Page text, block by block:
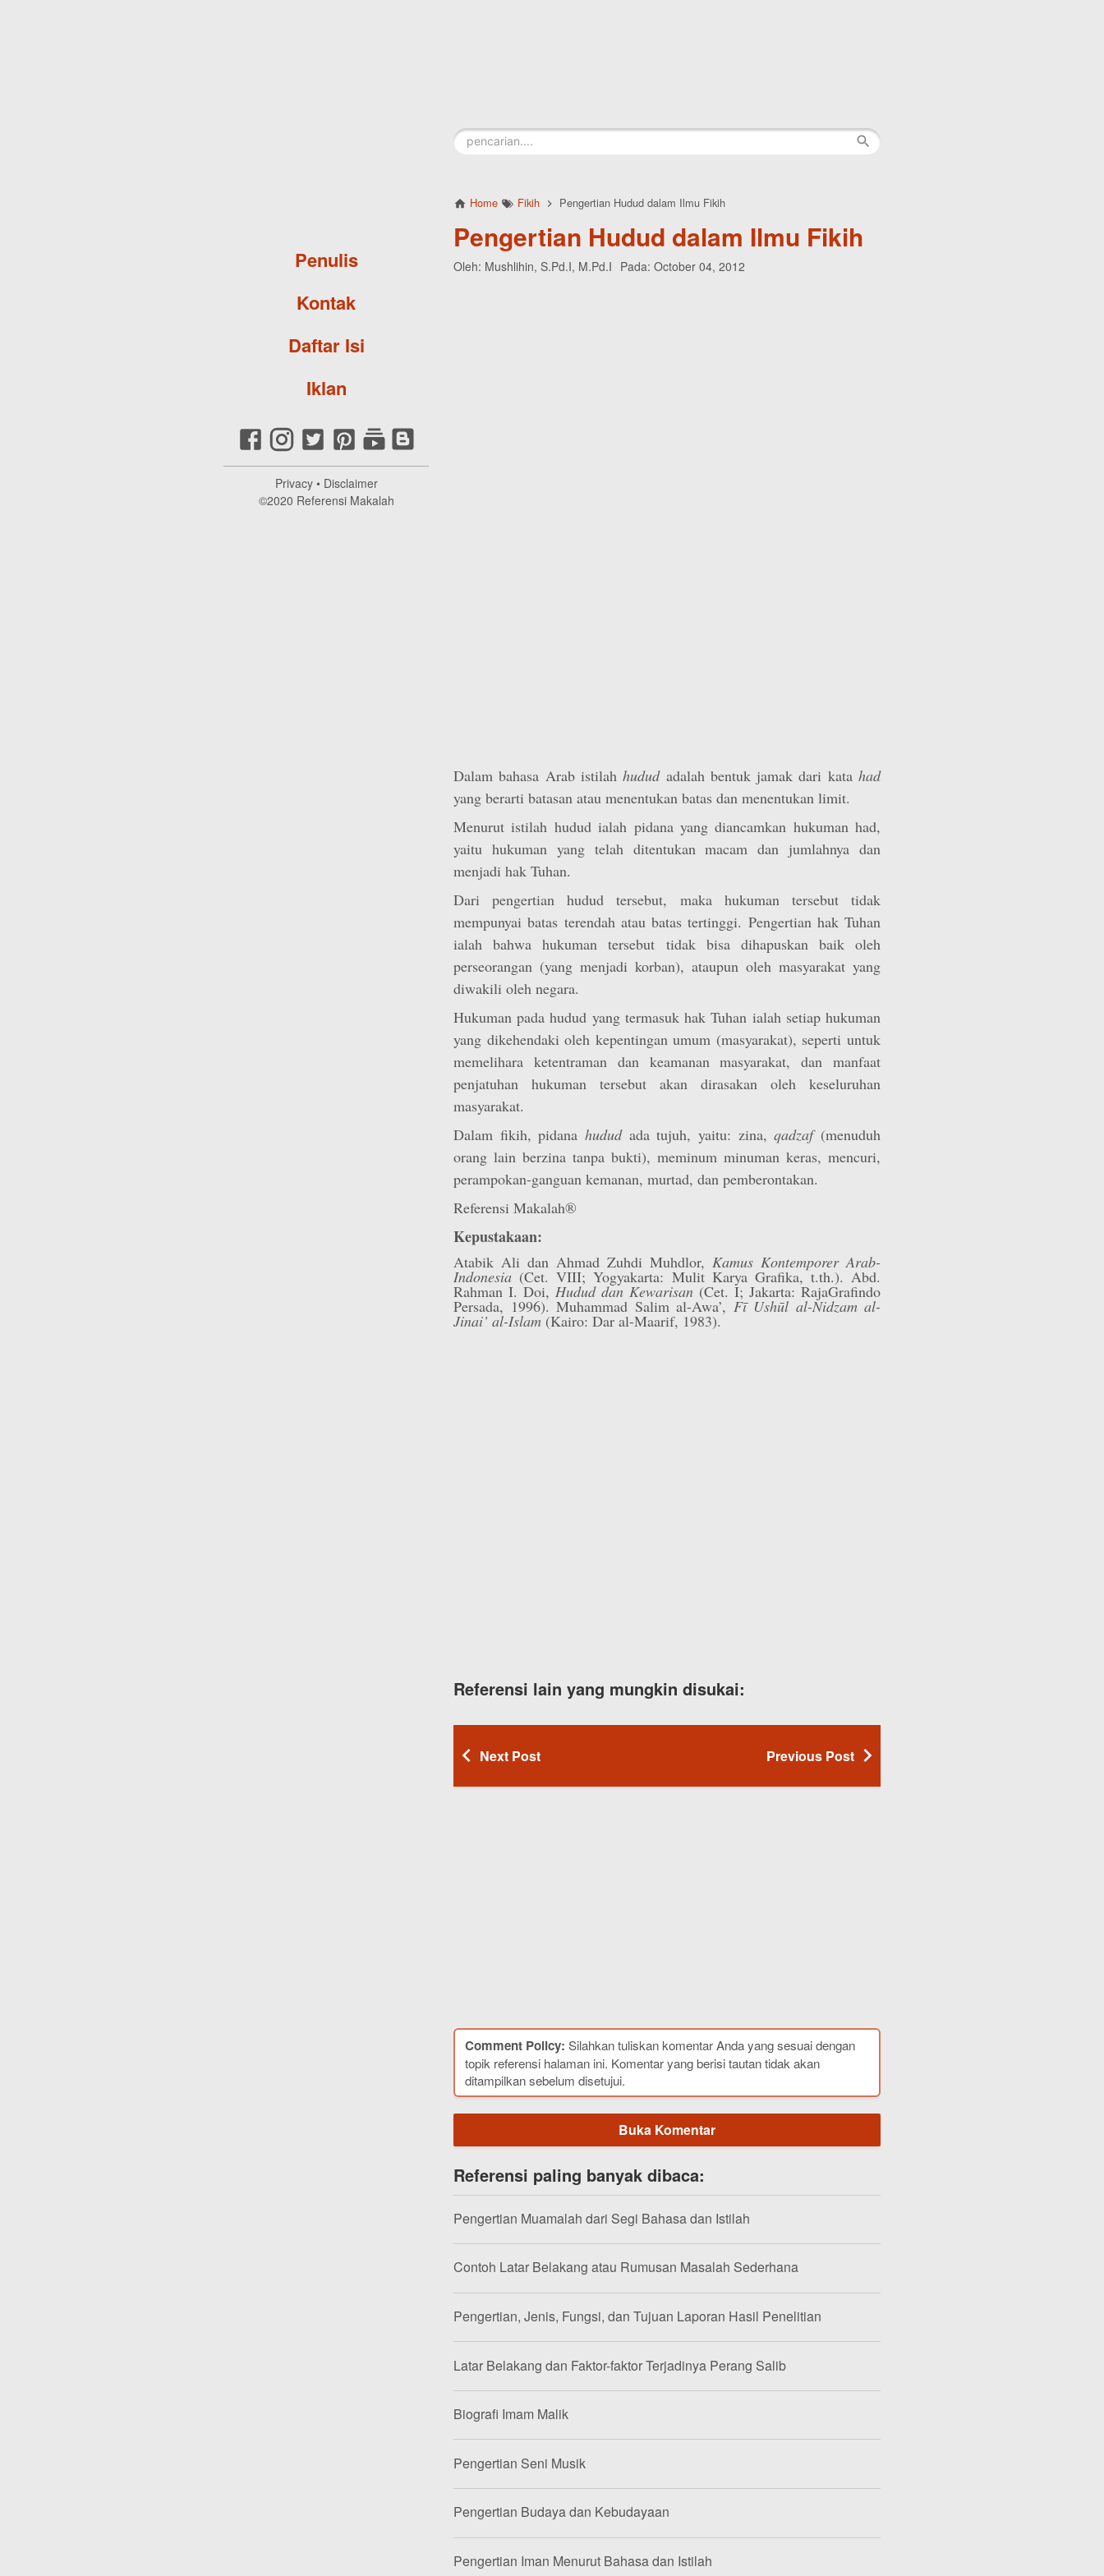
Penulis
Kontak
Daftar Isi
Iklan
Privacy• Disclaimer
©2020 Referensi Makalah
Home Fikih Pengertian Hudud dalam Ilmu Fikih
Pengertian Hudud dalam Ilmu Fikih
Oleh: Mushlihin, S.Pd.I, M.Pd.I Pada: October 04, 2012
Dalam bahasa Arab istilahhududadalah bentuk jamak dari katahad
yang berarti batasan atau menentukan batas dan menentukan limit.
Menurut istilah hudud ialah pidana yang diancamkan hukuman had,
yaitu hukuman yang telah ditentukan macam dan jumlahnya dan
menjadi hak Tuhan.
Dari pengertian hudud tersebut, maka hukuman tersebut tidak
mempunyai batas terendah atau batas tertinggi. Pengertian hak Tuhan
ialah bahwa hukuman tersebut tidak bisa dihapuskan baik oleh
perseorangan (yang menjadi korban), ataupun oleh masyarakat yang
diwakili oleh negara.
Hukuman pada hudud yang termasuk hak Tuhan ialah setiap hukuman
yang dikehendaki oleh kepentingan umum (masyarakat), seperti untuk
memelihara ketentraman dan keamanan masyarakat, dan manfaat
penjatuhan hukuman tersebut akan dirasakan oleh keseluruhan
masyarakat.
Dalam fikih, pidana hududada tujuh, yaitu: zina,qadzaf(menuduh
orang lain berzina tanpa bukti), meminum minuman keras, mencuri,
perampokan-ganguan kemanan, murtad, dan pemberontakan.
Referensi Makalah®
Kepustakaan:
Atabik Ali dan Ahmad Zuhdi Muhdlor, Kamus Kontemporer Arab-
Indonesia (Cet. VIII; Yogyakarta: Mulit Karya Grafika, t.th.). Abd.
Rahman I. Doi, Hudud dan Kewarisan (Cet. I; Jakarta: RajaGrafindo
Persada, 1996). Muhammad Salim al-Awa’, Fī Ushūl al-Nidzam al-
Jinai’ al-Islam (Kairo: Dar al-Maarif, 1983).
Referensi lain yang mungkin disukai:
Next Post Previous Post
Comment Policy: Silahkan tuliskan komentar Anda yang sesuai dengan
topik referensi halaman ini. Komentar yang berisi tautan tidak akan
ditampilkan sebelum disetujui.
Buka Komentar
Referensi paling banyak dibaca:
Pengertian Muamalah dari Segi Bahasa dan Istilah
Contoh Latar Belakang atau Rumusan Masalah Sederhana
Pengertian, Jenis, Fungsi, dan Tujuan Laporan Hasil Penelitian
Latar Belakang dan Faktor-faktor Terjadinya Perang Salib
Biografi Imam Malik
Pengertian Seni Musik
Pengertian Budaya dan Kebudayaan
Pengertian Iman Menurut Bahasa dan Istilah